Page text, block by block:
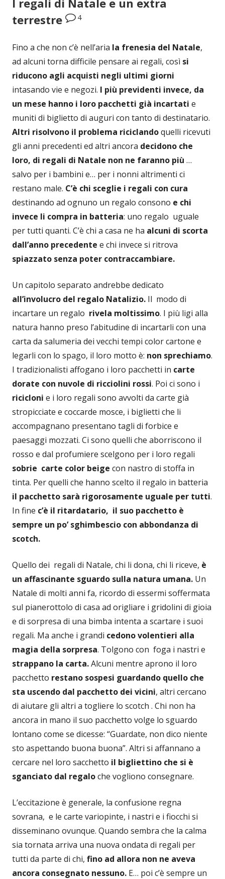
I regali di Natale e un extra
terrestre
4
Fino a che non c’è nell’aria la frenesia del Natale,
ad alcuni torna difficile pensare ai regali, così si
riducono agli acquisti negli ultimi giorni
intasando vie e negozi. I più previdenti invece, da
un mese hanno i loro pacchetti già incartati e
muniti di biglietto di auguri con tanto di destinatario.
Altri risolvono il problema riciclandoquelli ricevuti
gli anni precedenti ed altri ancora decidono che
loro, di regali di Natale non ne faranno più …
salvo per i bambini e… per i nonni altrimenti ci
restano male. C’è chi sceglie i regali con cura
destinando ad ognuno un regalo consono e chi
invece li compra in batteria: uno regalo uguale
per tutti quanti. C’è chi a casa ne ha alcuni di scorta
dall’anno precedente e chi invece si ritrova
spiazzato senza poter contraccambiare.
Un capitolo separato andrebbe dedicato
all’involucro del regalo Natalizio. Il modo di
incartare un regalo rivela moltissimo. I più ligi alla
natura hanno preso l’abitudine di incartarli con una
carta da salumeria dei vecchi tempi color cartone e
legarli con lo spago, il loro motto è: non sprechiamo.
I tradizionalisti affogano i loro pacchetti in carte
dorate con nuvole di ricciolini rossi. Poi ci sono i
ricicloni e i loro regali sono avvolti da carte già
stropicciate e coccarde mosce, i biglietti che li
accompagnano presentano tagli di forbice e
paesaggi mozzati. Ci sono quelli che aborriscono il
rosso e dal profumiere scelgono per i loro regali
sobrie carte color beige con nastro di stoffa in
tinta. Per quelli che hanno scelto il regalo in batteria
il pacchetto sarà rigorosamente uguale per tutti.
In fine c’è il ritardatario, il suo pacchetto è
sempre un po’ sghimbescio con abbondanza di
scotch.
Quello dei regali di Natale, chi li dona, chi li riceve, è
un affascinante sguardo sulla natura umana. Un
Natale di molti anni fa, ricordo di essermi soffermata
sul pianerottolo di casa ad origliare i gridolini di gioia
e di sorpresa di una bimba intenta a scartare i suoi
regali. Ma anche i grandi cedono volentieri alla
magia della sorpresa. Tolgono con foga i nastri e
strappano la carta.Alcuni mentre aprono il loro
pacchetto restano sospesi guardando quello che
sta uscendo dal pacchetto dei vicini, altri cercano
di aiutare gli altri a togliere lo scotch . Chi non ha
ancora in mano il suo pacchetto volge lo sguardo
lontano come se dicesse: “Guardate, non dico niente
sto aspettando buona buona”. Altri si affannano a
cercare nel loro sacchetto il bigliettino che si è
sganciato dal regaloche vogliono consegnare.
L’eccitazione è generale, la confusione regna
sovrana, e le carte variopinte, i nastri e i fiocchi si
disseminano ovunque. Quando sembra che la calma
sia tornata arriva una nuova ondata di regali per
tutti da parte di chi, fino ad allora non ne aveva
ancora consegnato nessuno. E… poi c’è sempre un